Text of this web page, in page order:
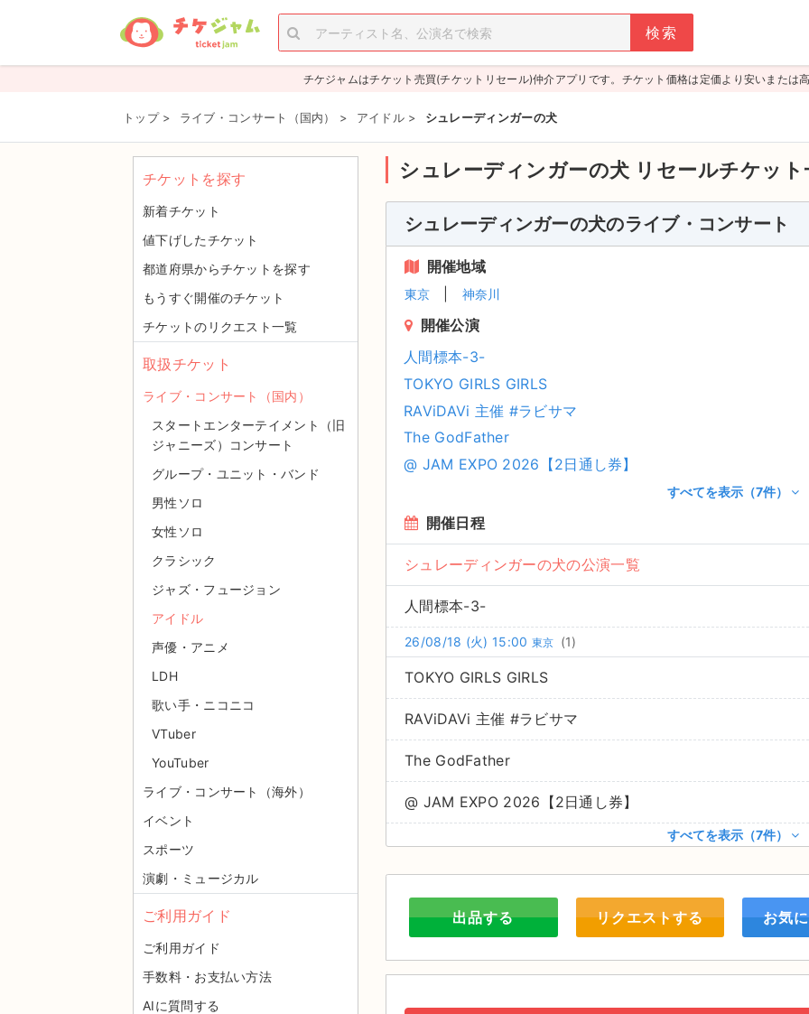
チケジャムはチケット売買(チケットリセール)仲介アプリです。チケット価格は定価より安いまたは
トップ > ライブ・コンサート（国内） > アイドル > シュレーディンガーの犬
シュレーディンガーの犬 リセールチケット
シュレーディンガーの犬のライブ・コンサート
開催地域
東京 神奈川
開催公演
人間標本-3-
TOKYO GIRLS GIRLS
RAViDAVi 主催 #ラビサマ
The GodFather
@ JAM EXPO 2026【2日通し券】
すべてを表示（7件）
開催日程
シュレーディンガーの犬の公演一覧
人間標本-3-
26/08/18 (火) 15:00 東京 (1)
TOKYO GIRLS GIRLS
RAViDAVi 主催 #ラビサマ
The GodFather
@ JAM EXPO 2026【2日通し券】
すべてを表示（7件）
出品する リクエストする お気
チケットを探す
新着チケット
値下げしたチケット
都道府県からチケットを探す
もうすぐ開催のチケット
チケットのリクエスト一覧
取扱チケット
ライブ・コンサート（国内）
スタートエンターテイメント（旧
ジャニーズ）コンサート
グループ・ユニット・バンド
男性ソロ
女性ソロ
クラシック
ジャズ・フュージョン
アイドル
声優・アニメ
LDH
歌い手・ニコニコ
VTuber
YouTuber
ライブ・コンサート（海外）
イベント
スポーツ
演劇・ミュージカル
ご利用ガイド
ご利用ガイド
手数料・お支払い方法
AIに質問する